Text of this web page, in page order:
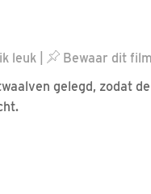
leuk Bewaar dit
gelegd, zodat